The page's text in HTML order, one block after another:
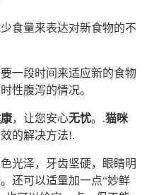
食量来表达对新食物的不
一段时间来适应新的食物
性腹泻的情况。
，让您安心无忧。.猫咪
的解决方法!.
光泽，牙齿坚硬，眼睛明
还可以适量加一点“妙鲜